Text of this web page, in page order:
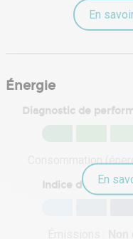
En
Énergie
Diagnostic de
Consommation
Indice d'émission
En